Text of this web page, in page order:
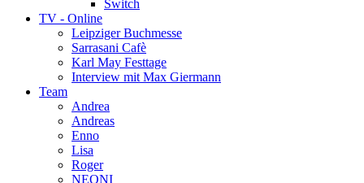
Switch
TV - Online
Leipziger Buchmesse
Sarrasani Cafè
Karl May Festtage
Interview mit Max Giermann
Team
Andrea
Andreas
Enno
Lisa
Roger
NEONI